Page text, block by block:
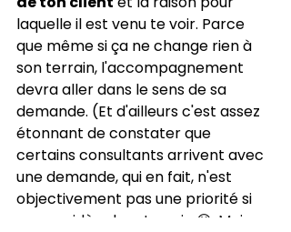
laquelle il est venu te voir. Parce
que même si ça ne change rien à
son terrain, l'accompagnement
devra aller dans le sens de sa
demande. (Et d'ailleurs c'est assez
étonnant de constater que
certains consultants arrivent avec
une demande, qui en fait, n'est
objectivement pas une priorité si
on considère leur terrain 😅. Mais